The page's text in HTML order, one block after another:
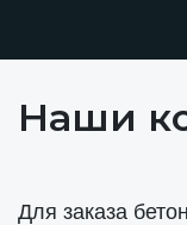
Наши
Для заказа